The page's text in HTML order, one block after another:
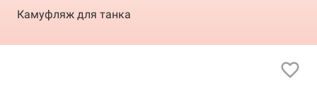
Камуфляж для танка